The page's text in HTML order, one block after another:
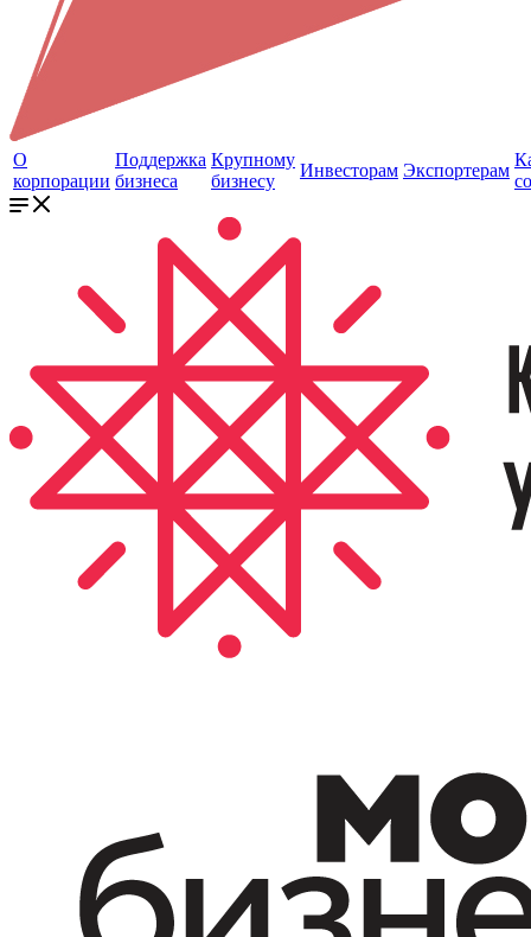
О
корпорации
Поддержка
бизнеса
Крупному
бизнесу
Инвесторам Экспортерам